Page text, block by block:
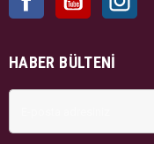
HABER BÜLTENI